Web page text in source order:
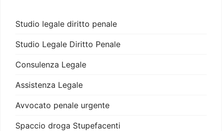
Studio legale diritto penale
Studio Legale Diritto Penale
Consulenza Legale
Assistenza Legale
Avvocato penale urgente
Spaccio droga Stupefacenti